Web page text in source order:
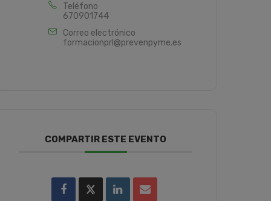
Teléfono
670901744
Correo electrónico
formacionprl@prevenpyme.es
COMPARTIR ESTE EVENTO